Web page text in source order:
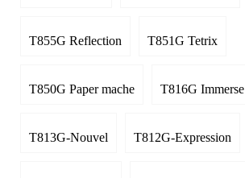
T855G Reflection T851G Tetrix
T850G Paper mache T816G Immerse
T813G-Nouvel T812G-Expression